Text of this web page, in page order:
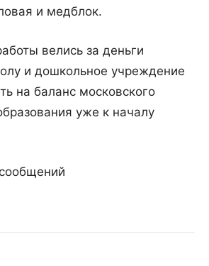
и медблок.
велись за деньги
и дошкольное учреждение
на баланс московского
уже к началу